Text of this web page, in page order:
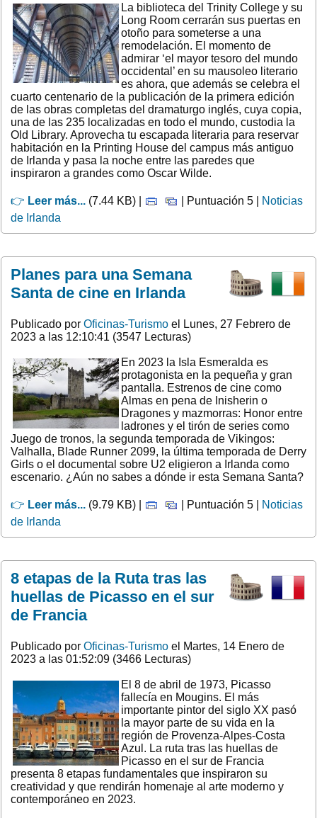
La biblioteca del Trinity College y su
Long Room cerrarán sus puertas en
otoño para someterse a una
remodelación. El momento de
admirar ‘el mayor tesoro del mundo
occidental’ en su mausoleo literario
es ahora, que además se celebra el
cuarto centenario de la publicación de la primera edición
de las obras completas del dramaturgo inglés, cuya copia,
una de las 235 localizadas en todo el mundo, custodia la
Old Library. Aprovecha tu escapada literaria para reservar
habitación en la Printing House del campus más antiguo
de Irlanda y pasa la noche entre las paredes que
inspiraron a grandes como Oscar Wilde.
👉 Leer más... (7.44 KB) | | Puntuación 5 |
Noticias
de Irlanda
Planes para una Semana
Santa de cine en Irlanda
Publicado por Oficinas-Turismo el Lunes, 27 Febrero de
2023 a las 12:10:41 (3547 Lecturas)
En 2023 la Isla Esmeralda es
protagonista en la pequeña y gran
pantalla. Estrenos de cine como
Almas en pena de Inisherin o
Dragones y mazmorras: Honor entre
ladrones y el tirón de series como
Juego de tronos, la segunda temporada de Vikingos:
Valhalla, Blade Runner 2099, la última temporada de Derry
Girls o el documental sobre U2 eligieron a Irlanda como
escenario. ¿Aún no sabes a dónde ir esta Semana Santa?
👉 Leer más... (9.79 KB) | | Puntuación 5 |
Noticias
de Irlanda
8 etapas de la Ruta tras las
huellas de Picasso en el sur
de Francia
Publicado por Oficinas-Turismo el Martes, 14 Enero de
2023 a las 01:52:09 (3466 Lecturas)
El 8 de abril de 1973, Picasso
fallecía en Mougins. El más
importante pintor del siglo XX pasó
la mayor parte de su vida en la
región de Provenza-Alpes-Costa
Azul. La ruta tras las huellas de
Picasso en el sur de Francia
presenta 8 etapas fundamentales que inspiraron su
creatividad y que rendirán homenaje al arte moderno y
contemporáneo en 2023.